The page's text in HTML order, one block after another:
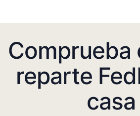
Comprueba
reparte
casa